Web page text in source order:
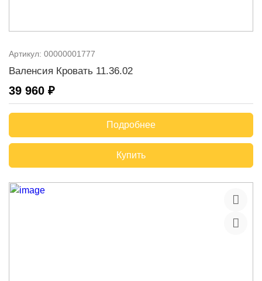
Артикул: 00000001777
Валенсия Кровать 11.36.02
39 960 ₽
Подробнее
Купить